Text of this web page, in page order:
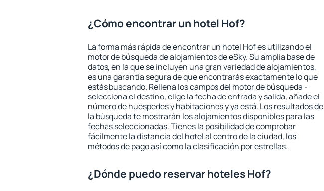
¿Cómo encontrar un hotel Hof?
La forma más rápida de encontrar un hotel Hof es utilizando el
motor de búsqueda de alojamientos de eSky. Su amplia base de
datos, en la que se incluyen una gran variedad de alojamientos,
es una garantía segura de que encontrarás exactamente lo que
estás buscando. Rellena los campos del motor de búsqueda -
selecciona el destino, elige la fecha de entrada y salida, añade el
número de huéspedes y habitaciones y ya está. Los resultados de
la búsqueda te mostrarán los alojamientos disponibles para las
fechas seleccionadas. Tienes la posibilidad de comprobar
fácilmente la distancia del hotel al centro de la ciudad, los
métodos de pago así como la clasificación por estrellas.
¿Dónde puedo reservar hoteles Hof?